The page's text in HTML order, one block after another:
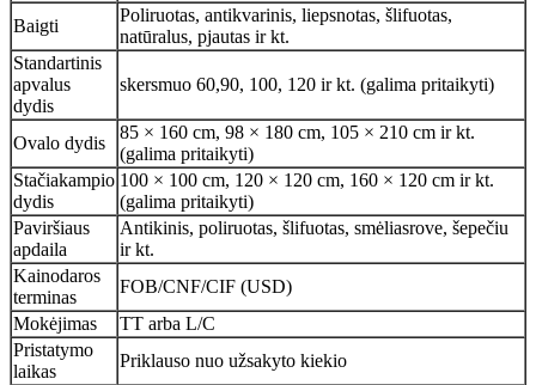
Baigti
Poliruotas, antikvarinis, liepsnotas, šlifuotas,
natūralus, pjautas ir kt.
Standartinis
apvalus
dydis
skersmuo 60,90, 100, 120 ir kt. (galima pritaikyti)
Ovalo dydis
85 × 160 cm, 98 × 180 cm, 105 × 210 cm ir kt.
(galima pritaikyti)
Stačiakampio
dydis
100 × 100 cm, 120 × 120 cm, 160 × 120 cm ir kt.
(galima pritaikyti)
Paviršiaus
apdaila
Antikinis, poliruotas, šlifuotas, smėliasrove, šepečiu
ir kt.
Kainodaros
terminas
FOB/CNF/CIF (USD)
Mokėjimas
TT arba L/C
Pristatymo
laikas
Priklauso nuo užsakyto kiekio